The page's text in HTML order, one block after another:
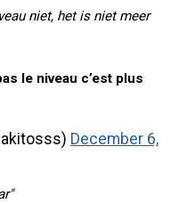
niet, het is niet meer
le niveau c’est plus
December 6,